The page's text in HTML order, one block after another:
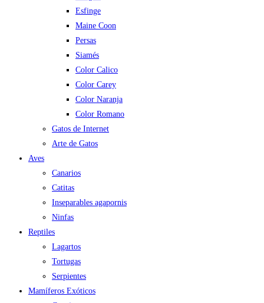
Esfinge
Maine Coon
Persas
Siamés
Color Calico
Color Carey
Color Naranja
Color Romano
Gatos de Internet
Arte de Gatos
Aves
Canarios
Catitas
Inseparables agapornis
Ninfas
Reptiles
Lagartos
Tortugas
Serpientes
Mamíferos Exóticos